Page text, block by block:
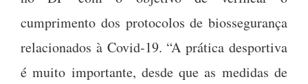
cumprimento dos protocolos de biossegurança
relacionados à Covid-19. “A prática desportiva
é muito importante, desde que as medidas de